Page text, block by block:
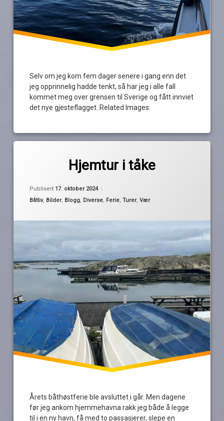
Selv om jeg kom fem dager senere i gang enn det
jeg opprinnelig hadde tenkt, så har jeg i alle fall
kommet meg over grensen til Sverige og fått innviet
det nye gjesteflagget. Related Images:
Hjemtur i tåke
Publisert 17. oktober 2024
Kategorier:
Båtliv, Bilder, Blogg, Diverse, Ferie,Turer,Vær
Årets båthøstferie ble avsluttet i går. Men dagene
før jeg ankom hjemmehavna rakk jeg både å legge
til i en ny havn, få med to passasjerer, slepe en
passasjerer
slepeoppdrag